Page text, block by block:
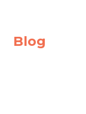
Blog